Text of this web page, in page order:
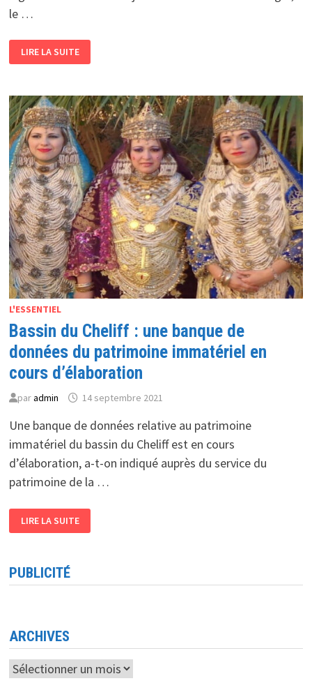
le …
ENSEMBLE
POUR
UNE
VERS
UNE
MODERNISATION
NUMÉRIQUE
DES
BIBLIOTHÈQUES
ALGÉRIENNES
LIRE LA SUITE
L'ESSENTIEL
Bassin du Cheliff : une banque de
données du patrimoine immatériel en
cours d’élaboration
paradmin 14 septembre 2021
Une banque de données relative au patrimoine
immatériel du bassin du Cheliff est en cours
d’élaboration, a-t-on indiqué auprès du service du
patrimoine de la …
DU
CHELIFF
DE
DONNÉES
COURS
D’ÉLABORATION
LIRE LA SUITE
PUBLICITÉ
ARCHIVES
Archives